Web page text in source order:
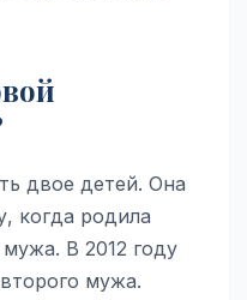
двое детей. Она
когда родила
В 2012 году
мужа.